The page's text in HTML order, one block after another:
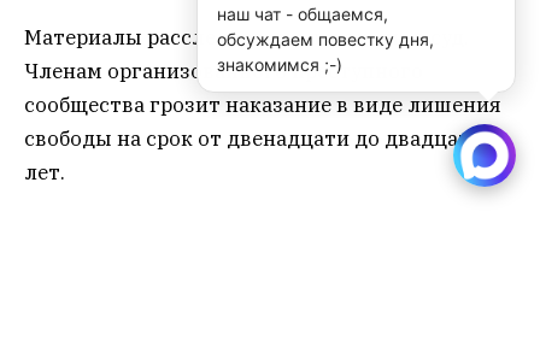
Материалы расследования переданы в суд.
Членам организованного преступного
сообщества грозит наказание в виде лишения
свободы на срок от двенадцати до двадцати
лет.
наш чат - общаемся,
обсуждаем повестку дня,
знакомимся ;-)